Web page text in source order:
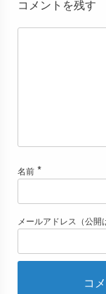
コメントを残す
名前 *
メールアドレス（公開